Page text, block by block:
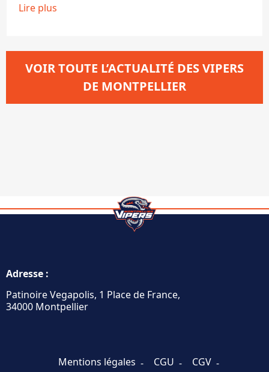
Lire plus
VOIR TOUTE L’ACTUALITÉ DES VIPERS
DE MONTPELLIER
Adresse :
Patinoire Vegapolis, 1 Place de France,
34000 Montpellier
Mentions légales CGU CGV